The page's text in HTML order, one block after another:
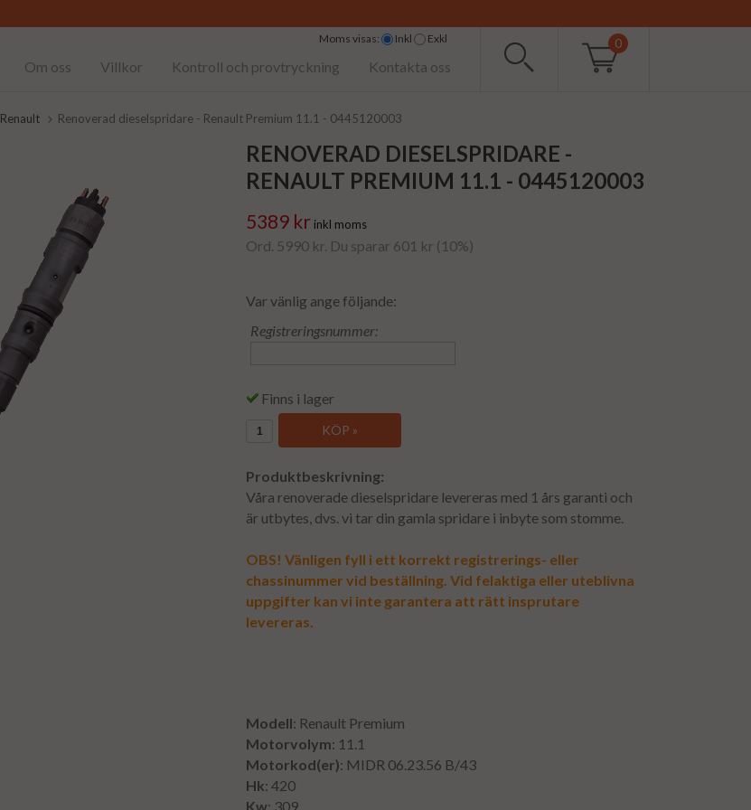
0
Moms visas: Inkl Exkl
Om oss Villkor Kontroll och provtryckning Kontakta oss
Renault Renoverad dieselspridare - Renault Premium 11.1 - 0445120003
RENOVERAD DIESELSPRIDARE -
RENAULT PREMIUM 11.1 - 0445120003
5389 kr inkl moms
Ord. 5990 kr. Du sparar 601 kr (10%)
Var vänlig ange följande:
Registreringsnummer:
Finns i lager
KÖP »
Produktbeskrivning:
Våra renoverade dieselspridare levereras med 1 års garanti och
är utbytes, dvs. vi tar din gamla spridare i inbyte som stomme.
OBS! Vänligen fyll i ett korrekt registrerings- eller
chassinummer vid beställning. Vid felaktiga eller uteblivna
uppgifter kan vi inte garantera att rätt insprutare
levereras.
Modell: Renault Premium
Motorvolym: 11.1
Motorkod(er): MIDR 06.23.56 B/43
Hk: 420
Kw: 309